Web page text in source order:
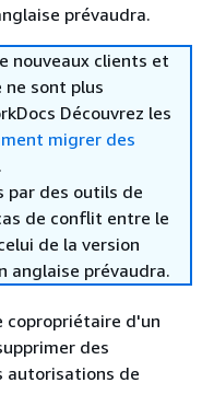
prévaudra.
nouveaux clients et
ne sont plus
Découvrez les
migrer des
.
par des outils de
de conflit entre le
de la version
anglaise prévaudra.
copropriétaire d'un
des
autorisations de